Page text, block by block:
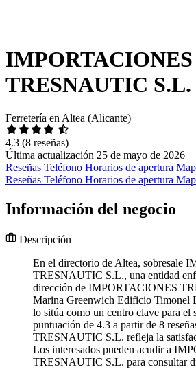
IMPORTACIONES
TRESNAUTIC S.L.
Ferretería en Altea (Alicante)
4.3 (8 reseñas)
Última actualización 25 de mayo de 2026
Reseñas Teléfono Horarios de apertura
Reseñas Teléfono Horarios de apertura
Información del negocio
Descripción
En el directorio de Altea, sobresale
TRESNAUTIC S.L., una entidad
dirección de IMPORTACIONES
Marina Greenwich Edificio Timonel
lo sitúa como un centro clave para el
puntuación de 4.3 a partir de 8
TRESNAUTIC S.L. refleja la
Los interesados pueden acudir a
TRESNAUTIC S.L. para consultar